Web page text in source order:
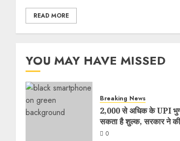
READ MORE
YOU MAY HAVE MISSED
Breaking News
2,000 से अधिक के UPI
सकता है शुल्क, सरकार ने की
0